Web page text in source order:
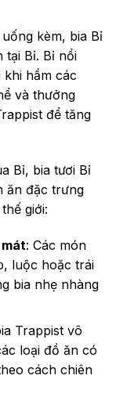
kèm, bia Bỉ
tại Bỉ. Bỉ nổi
khi hầm các
và thưởng
để tăng
Bỉ, bia tươi Bỉ
ăn đặc trưng
giới:
: Các món
luộc hoặc trái
bia nhẹ nhàng
Trappist vô
loại đồ ăn có
cách chiên